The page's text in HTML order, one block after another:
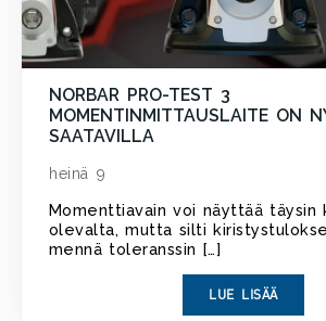
NORBAR PRO-TEST 3
MOMENTINMITTAUSLAITE ON
SAATAVILLA
heinä 9
Momenttiavain voi näyttää täysin
olevalta, mutta silti
mennä toleranssin […]
LUE LISÄÄ